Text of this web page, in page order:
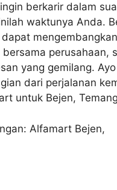
berkarir dalam
waktunya Anda.
perusahaan,
yang gemilang.
dari perjalanan
untuk Bejen,
Alfamart Bejen,